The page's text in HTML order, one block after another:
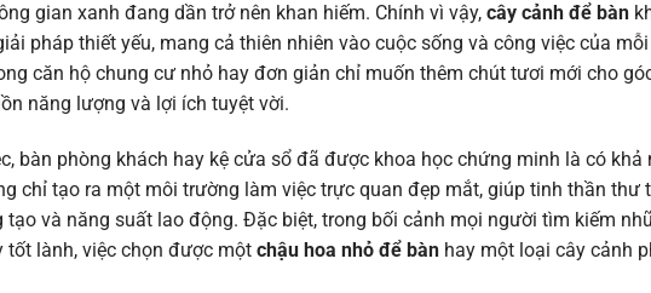
gian xanh đang dần trở nên khan hiếm. Chính vì vậy, cây cảnh để bàn
pháp thiết yếu, mang cả thiên nhiên vào cuộc sống và công việc của
căn hộ chung cư nhỏ hay đơn giản chỉ muốn thêm chút tươi mới cho
năng lượng và lợi ích tuyệt vời.
bàn phòng khách hay kệ cửa sổ đã được khoa học chứng minh là có khả
chỉ tạo ra một môi trường làm việc trực quan đẹp mắt, giúp tinh thần thư
và năng suất lao động. Đặc biệt, trong bối cảnh mọi người tìm kiếm
tốt lành, việc chọn được một chậu hoa nhỏ để bàn hay một loại cây cảnh